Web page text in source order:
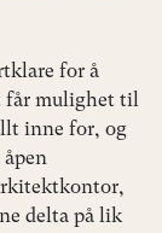
for å
får mulighet til
inne for, og
delta på lik